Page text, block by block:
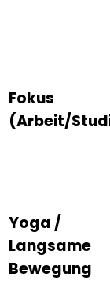
Fokus
(Arbeit/
Yoga /
Langsame
Bewegung